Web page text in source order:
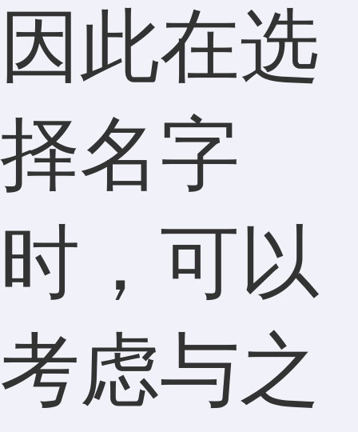
因此在选
择名字
时，可以
考虑与之